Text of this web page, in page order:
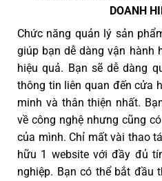
DOANH
Chức năng quản lý sản
giúp bạn dễ dàng vận hành
hiệu quả. Bạn sẽ dễ dàng
thông tin liên quan đến cửa
minh và thân thiện nhất.
về công nghệ nhưng cũng
của mình. Chỉ mất vài thao
hữu 1 website với đầy đủ
nghiệp. Bạn có thể bắt đầu